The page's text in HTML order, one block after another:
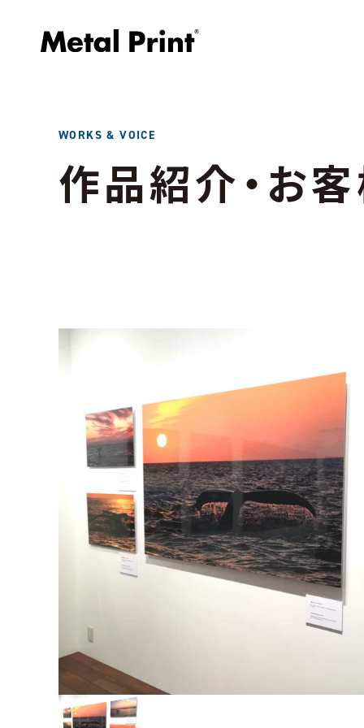
作品紹介・お
WORKS & VOICE